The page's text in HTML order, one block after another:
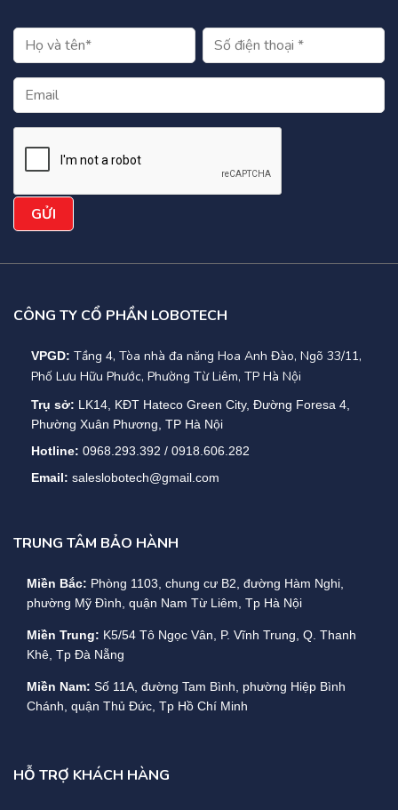
CÔNG TY CỔ PHẦN LOBOTECH
VPGD: Tầng 4, Tòa nhà đa năng Hoa Anh Đào, Ngõ 33/11,
Phố Lưu Hữu Phước, Phường Từ Liêm, TP Hà Nội
Trụ sở: LK14, KĐT Hateco Green City, Đường Foresa 4,
Phường Xuân Phương, TP Hà Nội
Hotline: 0968.293.392 / 0918.606.282
Email: saleslobotech@gmail.com
TRUNG TÂM BẢO HÀNH
Miền Bắc: Phòng 1103, chung cư B2, đường Hàm Nghi,
phường Mỹ Đình, quận Nam Từ Liêm, Tp Hà Nội
Miền Trung: K5/54 Tô Ngọc Vân, P. Vĩnh Trung, Q. Thanh
Khê, Tp Đà Nẵng
Miền Nam: Số 11A, đường Tam Bình, phường Hiệp Bình
Chánh, quận Thủ Đức, Tp Hồ Chí Minh
HỖ TRỢ KHÁCH HÀNG